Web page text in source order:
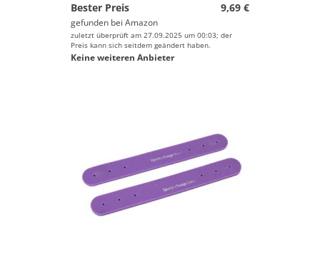
Bester Preis
9,69 €
gefunden bei Amazon
zuletzt überprüft am 27.09.2025 um 00:03; der
Preis kann sich seitdem geändert haben.
Keine weiteren Anbieter